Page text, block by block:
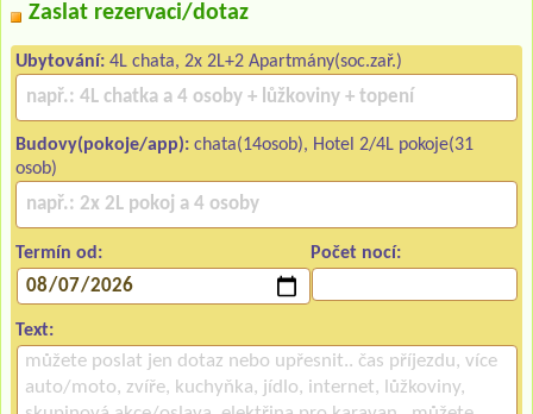
Zaslat rezervaci/dotaz
Ubytování: 4L chata, 2x 2L+2 Apartmány(soc.zař.)
Budovy(pokoje/app): chata(14osob), Hotel 2/4L pokoje(31
osob)
Termín od: Počet nocí:
Text: